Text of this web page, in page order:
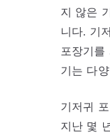
지 않은
니다. 기
포장기
기는 다
기저귀
지난 몇